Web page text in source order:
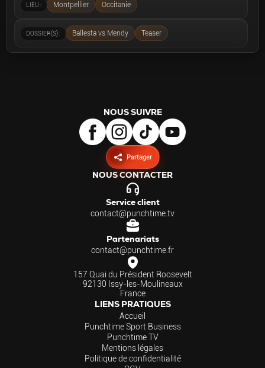
LIEU : Montpellier Occitanie
DOSSIER(S) : Ballesta vs Mendy Teaser
LIENS PRATIQUES
Accueil
Punchtime Sport Business
Punchtime TV
Mentions légales
Politique de confidentialité
NOUS CONTACTER
Service client
contact@punchtime.tv
Partenariats
contact@punchtime.fr
157 Quai du Président Roosevelt
92130 Issy-les-Moulineaux
France
NOUS SUIVRE
Partager